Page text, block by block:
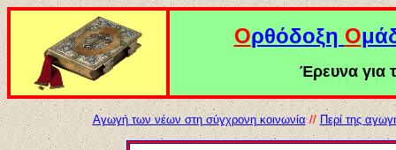
Ορθόδοξη Ο
Έρευνα για
Αγωγή των νέων στη σύγχρονη κοινωνία// Περί της